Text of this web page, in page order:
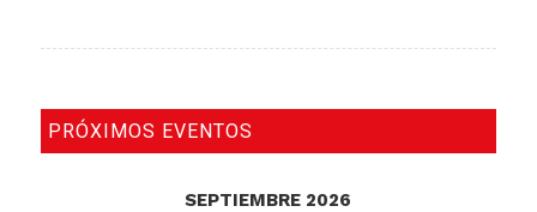
PRÓXIMOS EVENTOS
SEPTIEMBRE 2026